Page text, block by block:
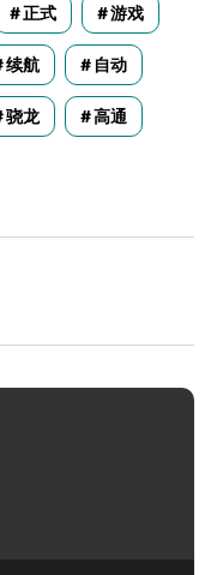
正式 游戏
续航 自动
骁龙 高通